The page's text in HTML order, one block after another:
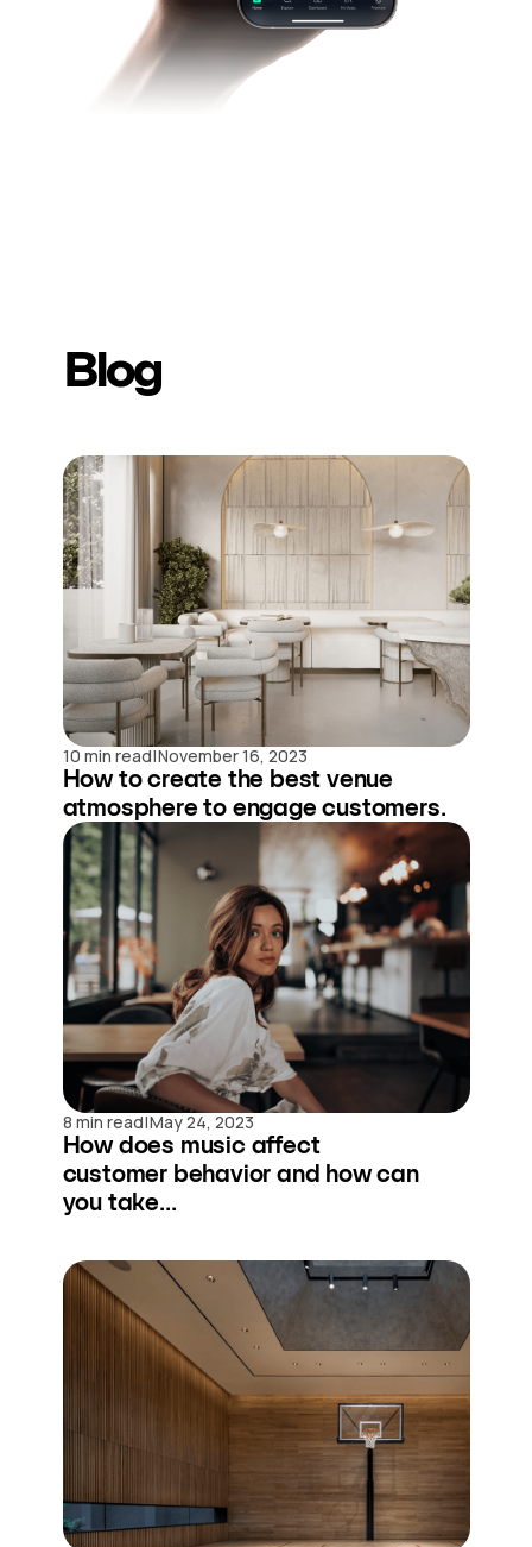
Blog
10 min read|November 16, 2023
How to create the best venue
atmosphere to engage customers.
8 min read|May 24, 2023
How does music affect
customer behavior and how can
you take...